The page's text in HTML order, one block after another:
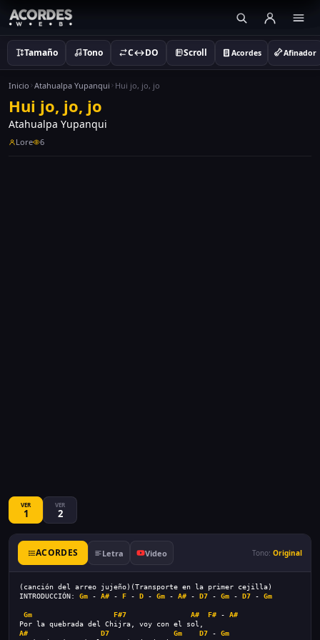
Tamaño Tono C↔DO Scroll Acordes Afinador
Inicio Atahualpa Yupanqui Hui jo, jo, jo
Hui jo, jo, jo
Atahualpa Yupanqui
Lore 6
VER
1
VER
2
ACORDES Letra Video Tono: Original
(canción del arreo jujeño)(Transporte en la primer cejilla)
INTRODUCCIÓN: Gm - A# - F - D - Gm - A# - D7 - Gm - D7 - Gm
Gm F#7 A# F# - A#
Por la quebrada del Chijra, voy con el sol,
A#
D7 Gm D7 - Gm